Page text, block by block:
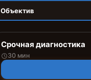
Объектив
Срочная диагностика
30 мин